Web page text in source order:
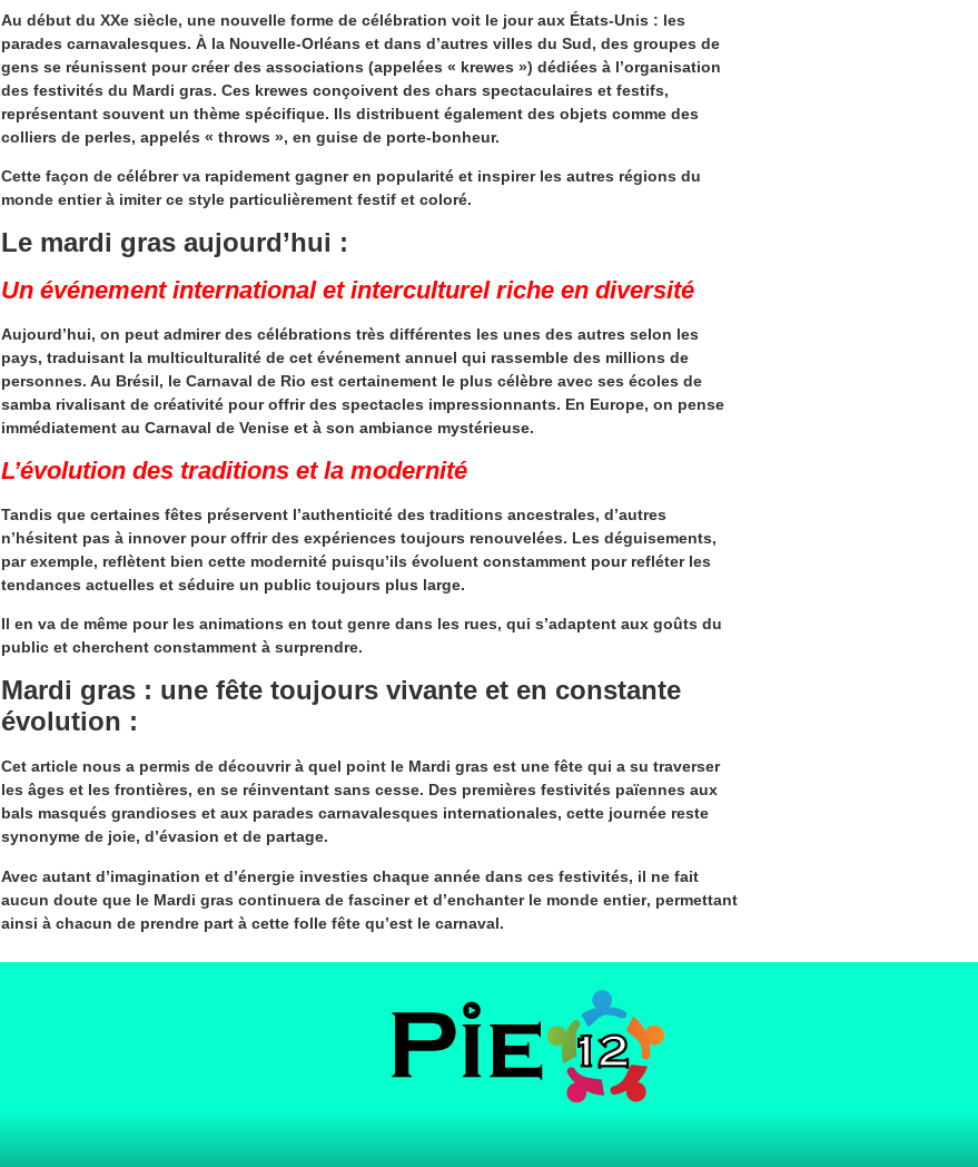
Au début du XXe siècle, une nouvelle forme de célébration voit le jour aux États-Unis : les
parades carnavalesques. À la Nouvelle-Orléans et dans d’autres villes du Sud, des groupes de
gens se réunissent pour créer des associations (appelées « krewes ») dédiées à l’organisation
des festivités du Mardi gras. Ces krewes conçoivent des chars spectaculaires et festifs,
représentant souvent un thème spécifique. Ils distribuent également des objets comme des
colliers de perles, appelés « throws », en guise de porte-bonheur.
Cette façon de célébrer va rapidement gagner en popularité et inspirer les autres régions du
monde entier à imiter ce style particulièrement festif et coloré.
Le mardi gras aujourd’hui :
Un événement international et interculturel riche en diversité
Aujourd’hui, on peut admirer des célébrations très différentes les unes des autres selon les
pays, traduisant la multiculturalité de cet événement annuel qui rassemble des millions de
personnes. Au Brésil, le Carnaval de Rio est certainement le plus célèbre avec ses écoles de
samba rivalisant de créativité pour offrir des spectacles impressionnants. En Europe, on pense
immédiatement au Carnaval de Venise et à son ambiance mystérieuse.
L’évolution des traditions et la modernité
Tandis que certaines fêtes préservent l’authenticité des traditions ancestrales, d’autres
n’hésitent pas à innover pour offrir des expériences toujours renouvelées. Les déguisements,
par exemple, reflètent bien cette modernité puisqu’ils évoluent constamment pour refléter les
tendances actuelles et séduire un public toujours plus large.
Il en va de même pour les animations en tout genre dans les rues, qui s’adaptent aux goûts du
public et cherchent constamment à surprendre.
Mardi gras : une fête toujours vivante et en constante
évolution :
Cet article nous a permis de découvrir à quel point le Mardi gras est une fête qui a su traverser
les âges et les frontières, en se réinventant sans cesse. Des premières festivités païennes aux
bals masqués grandioses et aux parades carnavalesques internationales, cette journée reste
synonyme de joie, d’évasion et de partage.
Avec autant d’imagination et d’énergie investies chaque année dans ces festivités, il ne fait
aucun doute que le Mardi gras continuera de fasciner et d’enchanter le monde entier, permettant
ainsi à chacun de prendre part à cette folle fête qu’est le carnaval.